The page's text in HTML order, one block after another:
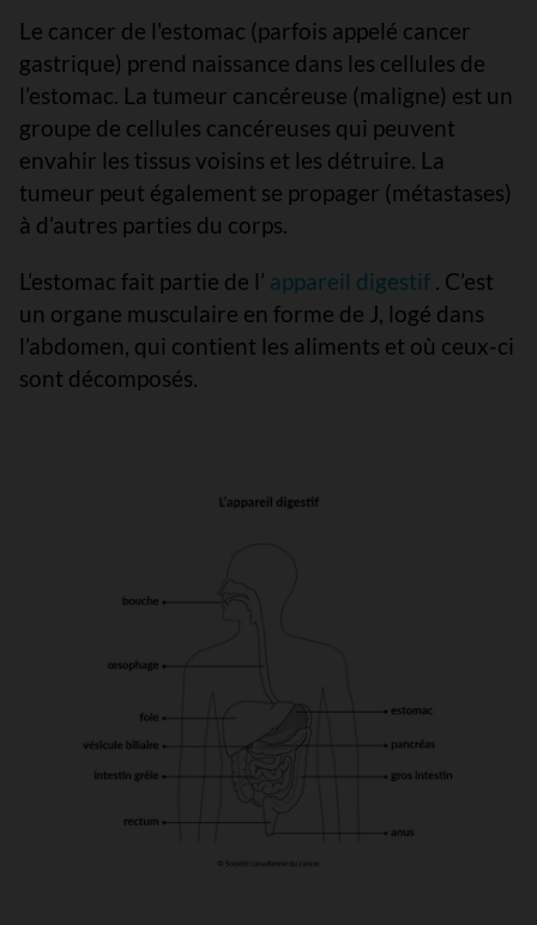
Le cancer de l'estomac (parfois appelé cancer
gastrique) prend naissance dans les cellules de
l’estomac. La tumeur cancéreuse (maligne) est un
groupe de cellules cancéreuses qui peuvent
envahir les tissus voisins et les détruire. La
tumeur peut également se propager (métastases)
à d’autres parties du corps.
L’estomac fait partie de l’ appareil digestif . C’est
un organe musculaire en forme de J, logé dans
l’abdomen, qui contient les aliments et où ceux-ci
sont décomposés.